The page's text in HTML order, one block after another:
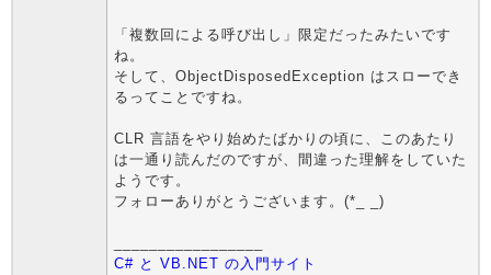
「複数回による呼び出し」限定だったみたいです
ね。
そして、ObjectDisposedException はスローでき
るってことですね。
CLR 言語をやり始めたばかりの頃に、このあたり
は一通り読んだのですが、間違った理解をしていた
ようです。
フォローありがとうございます。(*_ _)
C# と VB.NET の入門サイト